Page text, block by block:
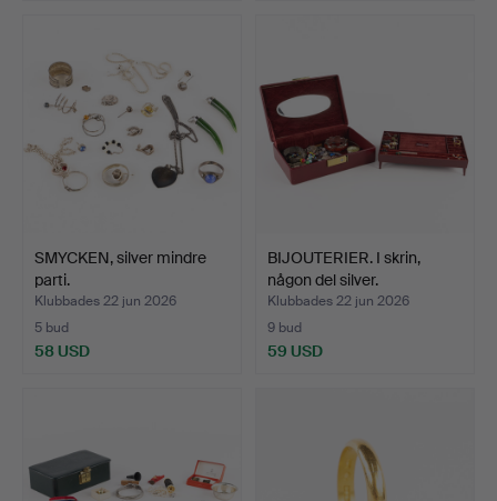
SMYCKEN, silver mindre
parti.
Klubbades 22 jun 2026
5 bud
58 USD
BIJOUTERIER. I skrin,
någon del silver.
Klubbades 22 jun 2026
9 bud
59 USD